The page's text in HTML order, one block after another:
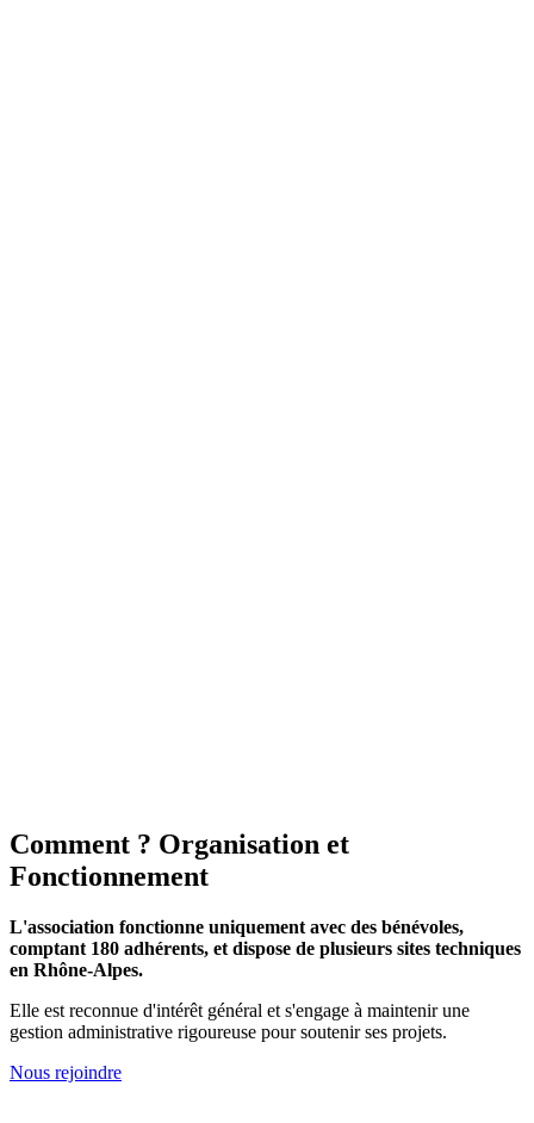
Comment ? Organisation et
Fonctionnement
L'association fonctionne uniquement avec des bénévoles,
comptant 180 adhérents, et dispose de plusieurs sites techniques
en Rhône-Alpes.
Elle est reconnue d'intérêt général et s'engage à maintenir une
gestion administrative rigoureuse pour soutenir ses projets.
Nous rejoindre